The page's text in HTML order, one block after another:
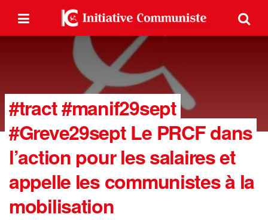
#tract #manif29sept
#Greve29sept Le PRCF dans
l’action pour les salaires et
appelle les communistes à la
mobilisation